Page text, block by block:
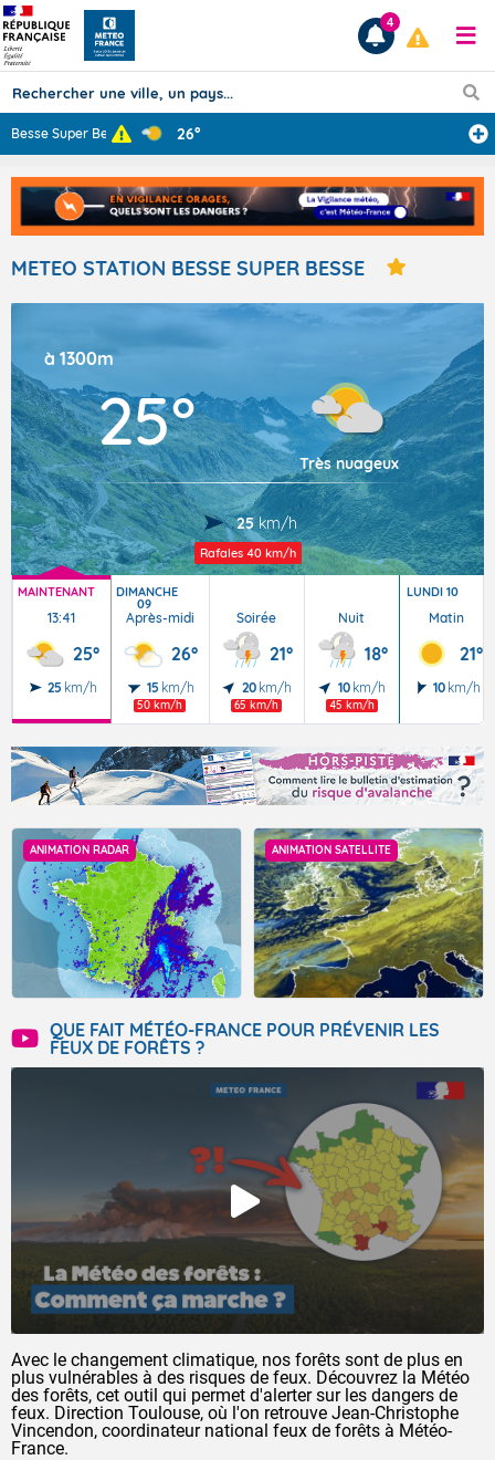
Prévisions
TOUS LES RÉSULTATS
Articles
4
Besse Super Bes... 26°
METEO STATION BESSE SUPER BESSE
à 1300m
25°
Très nuageux
25 km/h
Rafales 40 km/h
MAINTENANT
13:41
25°
25 km/h
DIMANCHE
09
Après-midi
26°
15 km/h
50 km/h
Soirée
21°
20 km/h
65 km/h
Nuit
18°
10 km/h
45 km/h
LUNDI 10
Matin
21°
10 km/h
ANIMATION RADAR ANIMATION SATELLITE
QUE FAIT MÉTÉO-FRANCE POUR PRÉVENIR LES
FEUX DE FORÊTS ?
Avec le changement climatique, nos forêts sont de plus en
plus vulnérables à des risques de feux. Découvrez la Météo
des forêts, cet outil qui permet d'alerter sur les dangers de
feux. Direction Toulouse, où l'on retrouve Jean-Christophe
Vincendon, coordinateur national feux de forêts à Météo-
France.